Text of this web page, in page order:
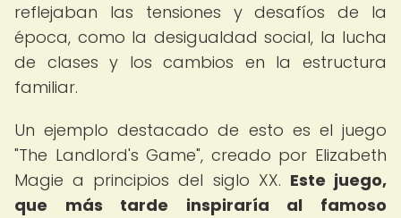
reflejaban las tensiones y desafíos de la
época, como la desigualdad social, la lucha
de clases y los cambios en la estructura
familiar.
Un ejemplo destacado de esto es el juego
"The Landlord's Game", creado por Elizabeth
Magie a principios del siglo XX. Este juego,
que más tarde inspiraría al famoso